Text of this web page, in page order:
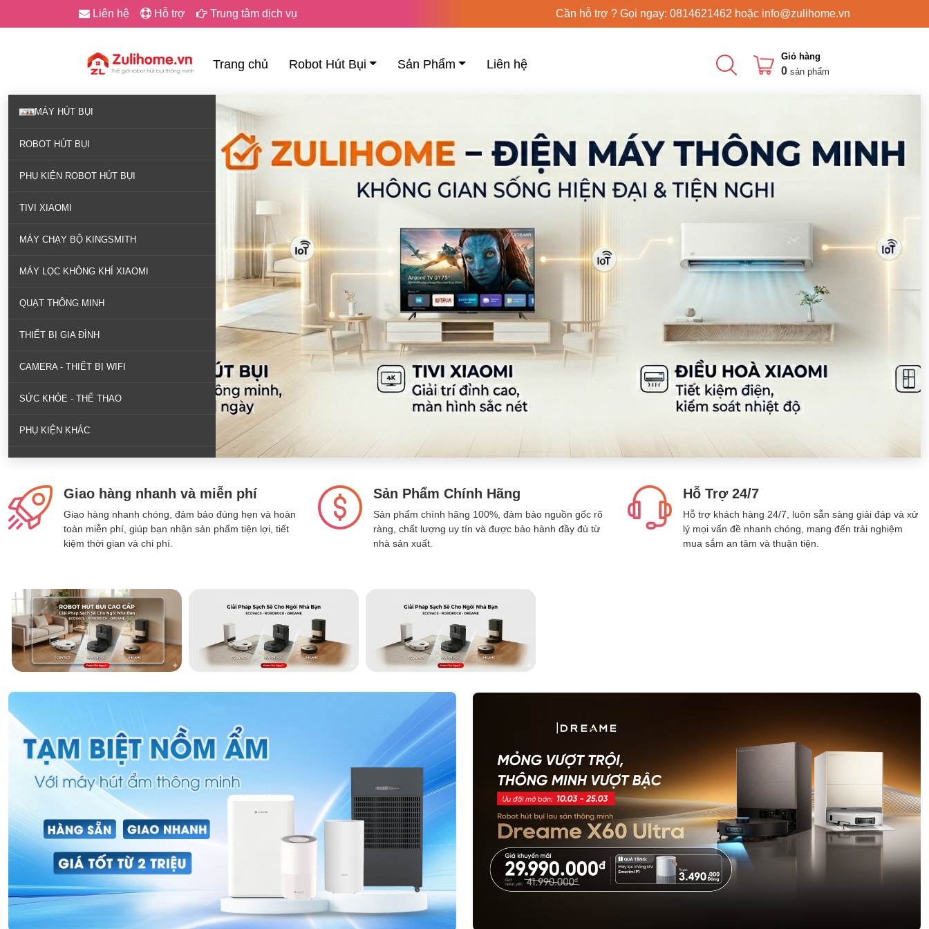
Liên hệ Hỗ trợ Trung tâm dịch vụ Cần hỗ trợ ? Gọi ngay: 0814621462 hoặc info@zulihome.vn
Trang chủ Robot Hút Bụi Sản Phẩm Liên hệ
Giỏ hàng
0 sản phẩm
MÁY HÚT BỤI
ROBOT HÚT BỤI
PHỤ KIỆN ROBOT HÚT BỤI
TIVI XIAOMI
MÁY CHẠY BỘ KINGSMITH
MÁY LỌC KHÔNG KHÍ XIAOMI
QUẠT THÔNG MINH
THIẾT BỊ GIA ĐÌNH
CAMERA - THIẾT BỊ WIFI
SỨC KHỎE - THỂ THAO
PHỤ KIỆN KHÁC
Giao hàng nhanh và miễn phí
Giao hàng nhanh chóng, đảm bảo đúng hẹn và hoàn
toàn miễn phí, giúp bạn nhận sản phẩm tiện lợi, tiết
kiệm thời gian và chi phí.
Sản Phẩm Chính Hãng
Sản phẩm chính hãng 100%, đảm bảo nguồn gốc rõ
ràng, chất lượng uy tín và được bảo hành đầy đủ từ
nhà sản xuất.
Hỗ Trợ 24/7
Hỗ trợ khách hàng 24/7, luôn sẵn sàng giải đáp và xử
lý mọi vấn đề nhanh chóng, mang đến trải nghiệm
mua sắm an tâm và thuận tiện.